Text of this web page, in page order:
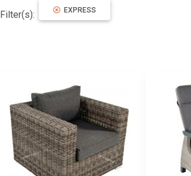
Filter(s): EXPRESS